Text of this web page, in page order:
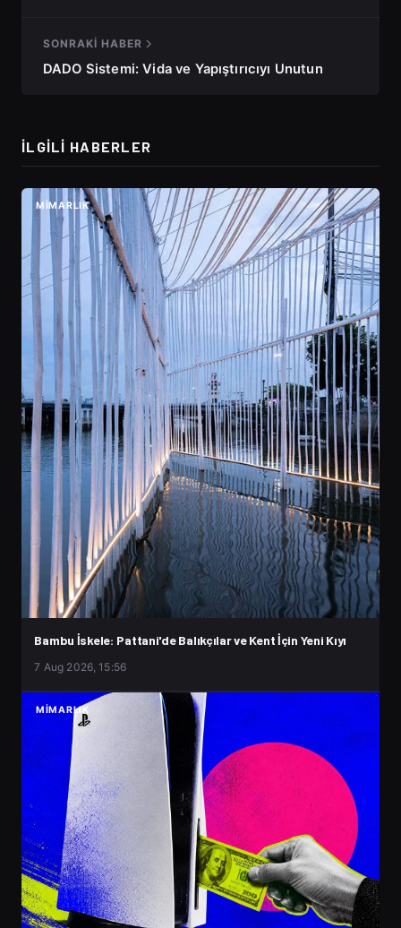
SONRAKI HABER
DADO Sistemi: Vida ve Yapıştırıcıyı Unutun
İLGILI HABERLER
MIMARLIK
Bambu İskele: Pattani'de Balıkçılar ve Kent İçin Yeni Kıyı
7 Aug 2026, 15:56
MIMARLIK